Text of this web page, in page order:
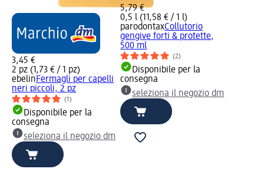
3,45 €
2 pz (1,73 € / 1 pz)
ebelinFermagli per capelli
neri piccoli, 2 pz
(1)
Disponibile per la
consegna
seleziona il negozio dm
5,79 €
0,5 l (11,58 € / 1 l)
parodontaxCollutorio
gengive forti & protette,
500 ml
(2)
Disponibile per la
consegna
seleziona il negozio dm